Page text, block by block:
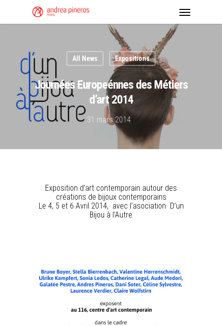
All News Expositions
Journées Europeénnes des Métiers
d’art 2014
31 mars 2014
Exposition d’art contemporain autour des
créations de bijoux contemporains
Le 4, 5 et 6 Avril 2014, avec l’asociation D’un
Bijou à l’Autre